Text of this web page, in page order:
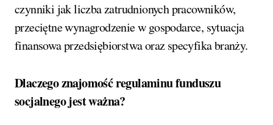
czynniki jak liczba zatrudnionych pracowników,
przeciętne wynagrodzenie w gospodarce, sytuacja
finansowa przedsiębiorstwa oraz specyfika branży.
Dlaczego znajomość regulaminu funduszu
socjalnego jest ważna?